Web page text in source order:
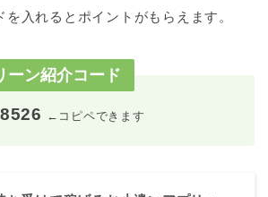
入れるとポイントがもらえます。
ーン紹介コード
←コピペできます